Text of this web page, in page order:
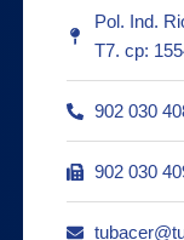
Pol. Ind.
T7. cp:
902 030
902 030